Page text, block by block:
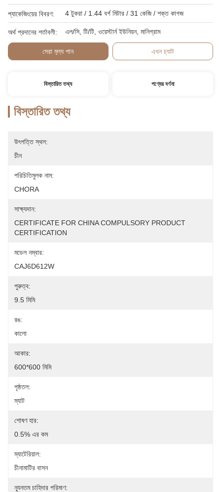
প্যাকেজিংয়ের বিবরণ: 4 টুকরা / 1.44 বর্গ মিটার / 31 কেজি / শক্ত কাগজ
অর্থ প্রদানের শর্তাবলী: এল/সি, টি/টি, ওয়েস্টার্ন ইউনিয়ন, মানিগ্রাম
সেরা মূল্য পান এখন চ্যাট
বিস্তারিত তথ্য পণ্যের বর্ণনা
বিস্তারিত তথ্য
উৎপত্তি স্থল:
চীন
পরিচিতিমুলক নাম:
CHORA
সাক্ষ্যদান:
CERTIFICATE FOR CHINA COMPULSORY PRODUCT
CERTIFICATION
মডেল নম্বার:
CAJ6D612W
পুরুত্ব:
9.5 মিমি
রঙ:
কালো
আকার:
600*600 মিমি
পৃষ্ঠতল:
ম্যাট
শোষণ হার:
0.5% এর কম
ম্যাটেরিয়াল:
চীনামাটির বাসন
ন্যূনতম চাহিদার পরিমাণ: